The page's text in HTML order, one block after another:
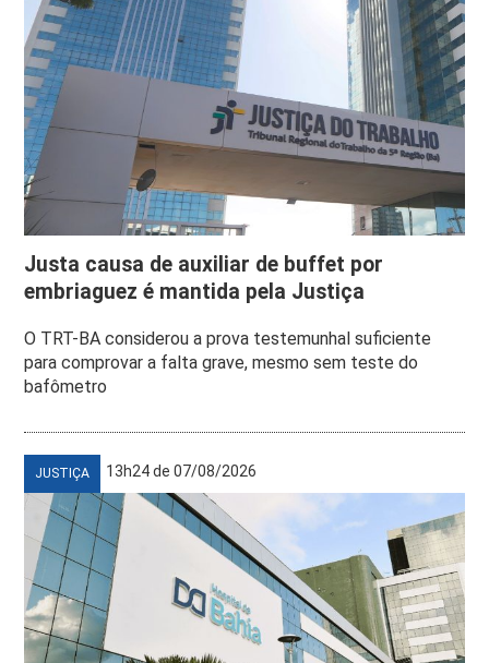
Justa causa de auxiliar de buffet por
embriaguez é mantida pela Justiça
O TRT-BA considerou a prova testemunhal suficiente
para comprovar a falta grave, mesmo sem teste do
bafômetro
JUSTIÇA 13h24 de 07/08/2026